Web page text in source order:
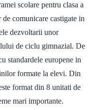
scolare pentru clasa a
comunicare castigate in
dezvoltarii unor
de ciclu gimnazial. De
standardele europene in
formate la elevi. Din
format din 8 unitati de
mari importante.